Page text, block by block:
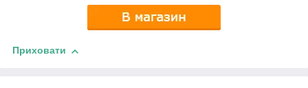
Приховати